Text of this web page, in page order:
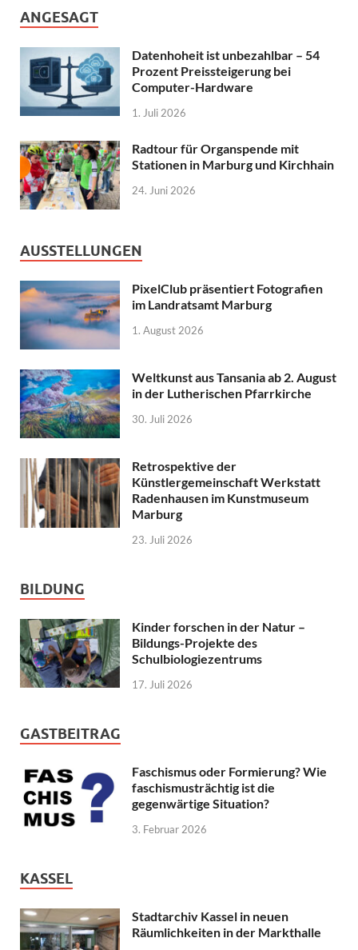
ANGESAGT
Datenhoheit ist unbezahlbar – 54
Prozent Preissteigerung bei
Computer-Hardware
1. Juli 2026
Radtour für Organspende mit
Stationen in Marburg und Kirchhain
24. Juni 2026
AUSSTELLUNGEN
PixelClub präsentiert Fotografien
im Landratsamt Marburg
1. August 2026
Weltkunst aus Tansania ab 2. August
in der Lutherischen Pfarrkirche
30. Juli 2026
Retrospektive der
Künstlergemeinschaft Werkstatt
Radenhausen im Kunstmuseum
Marburg
23. Juli 2026
BILDUNG
Kinder forschen in der Natur –
Bildungs-Projekte des
Schulbiologiezentrums
17. Juli 2026
GASTBEITRAG
Faschismus oder Formierung? Wie
faschismusträchtig ist die
gegenwärtige Situation?
3. Februar 2026
KASSEL
Stadtarchiv Kassel in neuen
Räumlichkeiten in der Markthalle